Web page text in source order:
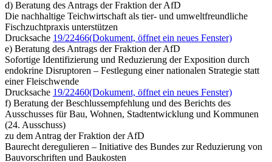
d) Beratung des Antrags der Fraktion der AfD
Die nachhaltige Teichwirtschaft als tier- und umweltfreundliche
Fischzuchtpraxis unterstützen
Drucksache 19/22466(Dokument, öffnet ein neues Fenster)
e) Beratung des Antrags der Fraktion der AfD
Sofortige Identifizierung und Reduzierung der Exposition durch
endokrine Disruptoren – Festlegung einer nationalen Strategie statt
einer Fleischwende
Drucksache 19/22460(Dokument, öffnet ein neues Fenster)
f) Beratung der Beschlussempfehlung und des Berichts des
Ausschusses für Bau, Wohnen, Stadtentwicklung und Kommunen
(24. Ausschuss)
zu dem Antrag der Fraktion der AfD
Baurecht deregulieren – Initiative des Bundes zur Reduzierung von
Bauvorschriften und Baukosten